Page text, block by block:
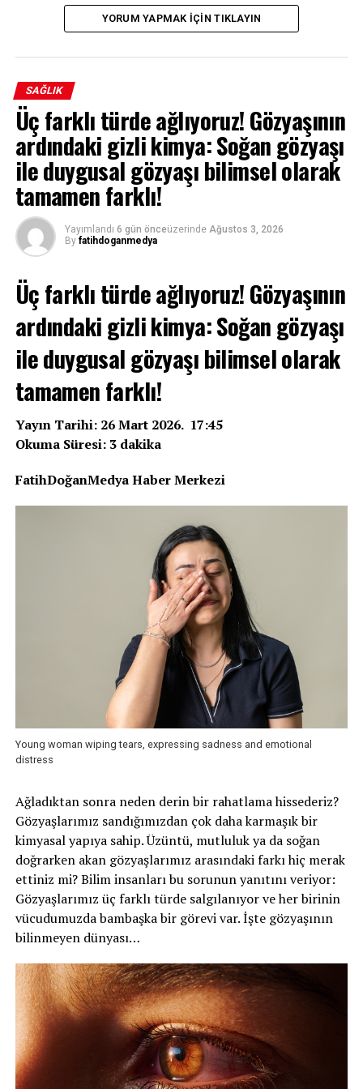
YORUM YAPMAK IÇIN TIKLAYIN
SAĞLIK
Üç farklı türde ağlıyoruz! Gözyaşının
ardındaki gizli kimya: Soğan gözyaşı
ile duygusal gözyaşı bilimsel olarak
tamamen farklı!
Yayımlandı 6 gün önceüzerinde Ağustos 3, 2026
By fatihdoganmedya
Üç farklı türde ağlıyoruz! Gözyaşının
ardındaki gizli kimya: Soğan gözyaşı
ile duygusal gözyaşı bilimsel olarak
tamamen farklı!
Yayın Tarihi: 26 Mart 2026. 17:45
Okuma Süresi: 3 dakika
FatihDoğanMedya Haber Merkezi
Young woman wiping tears, expressing sadness and emotional
distress
Ağladıktan sonra neden derin bir rahatlama hissederiz?
Gözyaşlarımız sandığımızdan çok daha karmaşık bir
kimyasal yapıya sahip. Üzüntü, mutluluk ya da soğan
doğrarken akan gözyaşlarımız arasındaki farkı hiç merak
ettiniz mi? Bilim insanları bu sorunun yanıtını veriyor:
Gözyaşlarımız üç farklı türde salgılanıyor ve her birinin
vücudumuzda bambaşka bir görevi var. İşte gözyaşının
bilinmeyen dünyası…